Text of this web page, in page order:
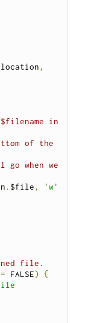
,
in
of the
when we
. $file,
'w'
file.
FALSE)
{